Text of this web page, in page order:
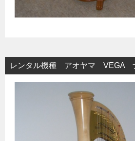
レンタル機種 アオヤマ VEGA